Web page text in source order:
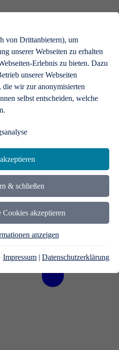
von Drittanbietern), um
unserer Webseiten zu erhalten
Erlebnis zu bieten. Dazu
unserer Webseiten
wir zur anonymisierten
selbst entscheiden, welche
& schließen
Cookies akzeptieren
anzeigen
Impressum | Datenschutzerklärung
eine Bühne